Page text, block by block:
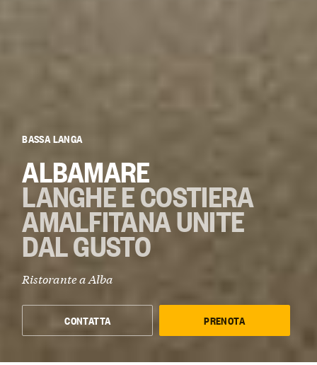
BASSA LANGA
ALBAMARE
LANGHE E COSTIERA
AMALFITANA UNITE
DAL GUSTO
Ristorante aAlba
CONTATTA PRENOTA